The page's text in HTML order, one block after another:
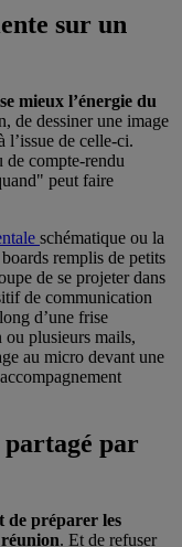
sur un
mieux l’énergie du
de dessiner une image
l’issue de celle-ci.
de compte-rendu
peut faire
schématique ou la
remplis de petits
de se projeter dans
de communication
d’une frise
ou plusieurs mails,
au micro devant une
partagé par
de préparer les
. Et de refuser